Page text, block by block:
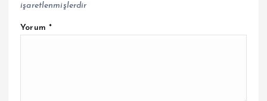
işaretlenmişlerdir
Yorum *